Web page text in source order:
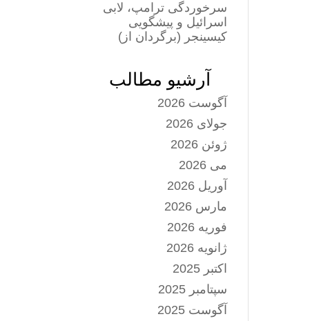
سرخوردگی ترامپ، لابی
اسرائیل و پیشگویی
کیسینجر (برگردان از)
آرشیو مطالب
آگوست 2026
جولای 2026
ژوئن 2026
می 2026
آوریل 2026
مارس 2026
فوریه 2026
ژانویه 2026
اکتبر 2025
سپتامبر 2025
آگوست 2025